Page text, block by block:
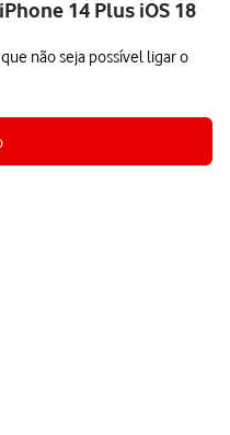
14 Plus iOS 18
não seja possível ligar o